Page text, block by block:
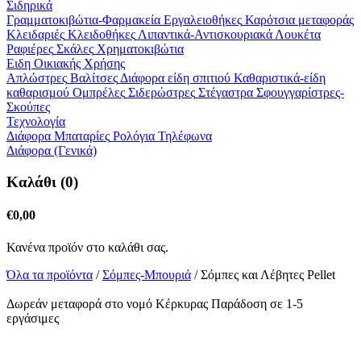
Σιδηρικά
Γραμματοκιβώτια-Φαρμακεία Εργαλειοθήκες Καρότσια μεταφοράς
Κλειδαριές Κλειδοθήκες Λιπαντικά-Αντισκουριακά Λουκέτα
Ραφιέρες Σκάλες Χρηματοκιβώτια
Ειδη Οικιακής Χρήσης
Απλώστρες Βαλίτσες Διάφορα είδη σπιτιού Καθαριστικά-είδη
καθαρισμού Ομπρέλες Σιδερώστρες Στέγαστρα Σφουγγαρίστρες-
Σκούπες
Τεχνολογία
Διάφορα Μπαταρίες Ρολόγια Τηλέφωνα
Διάφορα (Γενικά)
Καλάθι (0)
€0,00
Κανένα προϊόν στο καλάθι σας.
Όλα τα προϊόντα /Σόμπες-Μπουριά / Σόμπες και Λέβητες Pellet
Δωρεάν μεταφορά στο νομό Κέρκυρας Παράδοση σε 1-5
εργάσιμες